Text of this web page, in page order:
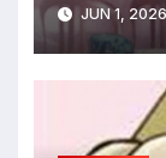
JUN 1, 2026